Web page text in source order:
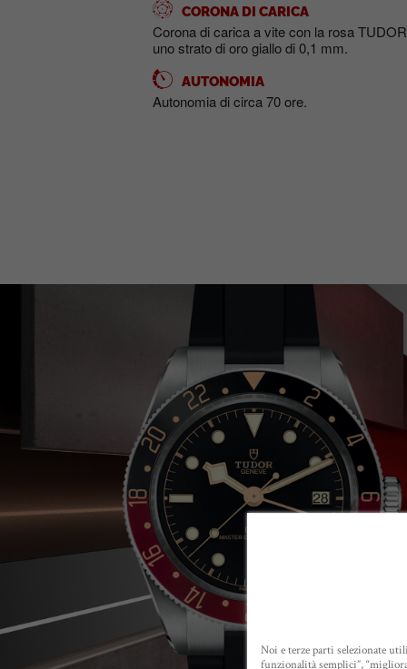
CORONA DI CARICA
Corona di carica a vite con la rosa
uno strato di oro giallo di 0,1 mm.
AUTONOMIA
Autonomia di circa 70 ore.
Noi e terze parti selezionate
funzionalità semplici”,